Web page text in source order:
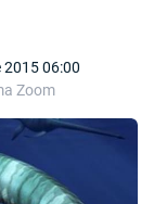
2015 06:00
Zoom